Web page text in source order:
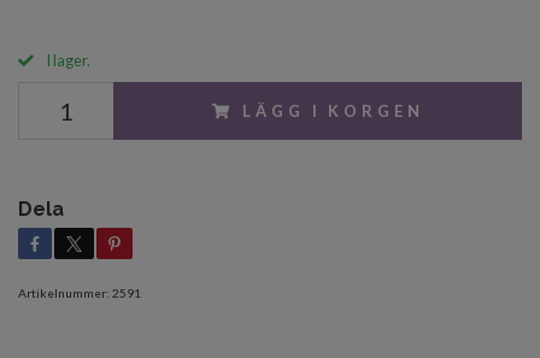
I lager.
LÄGG I KORGEN
Dela
Artikelnummer: 2591